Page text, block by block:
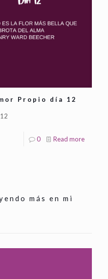
Propio día 12
0 Read more
más en mi